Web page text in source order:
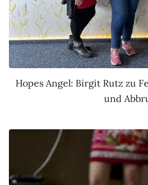
Hopes Angel: Birgit Rutz zu
und